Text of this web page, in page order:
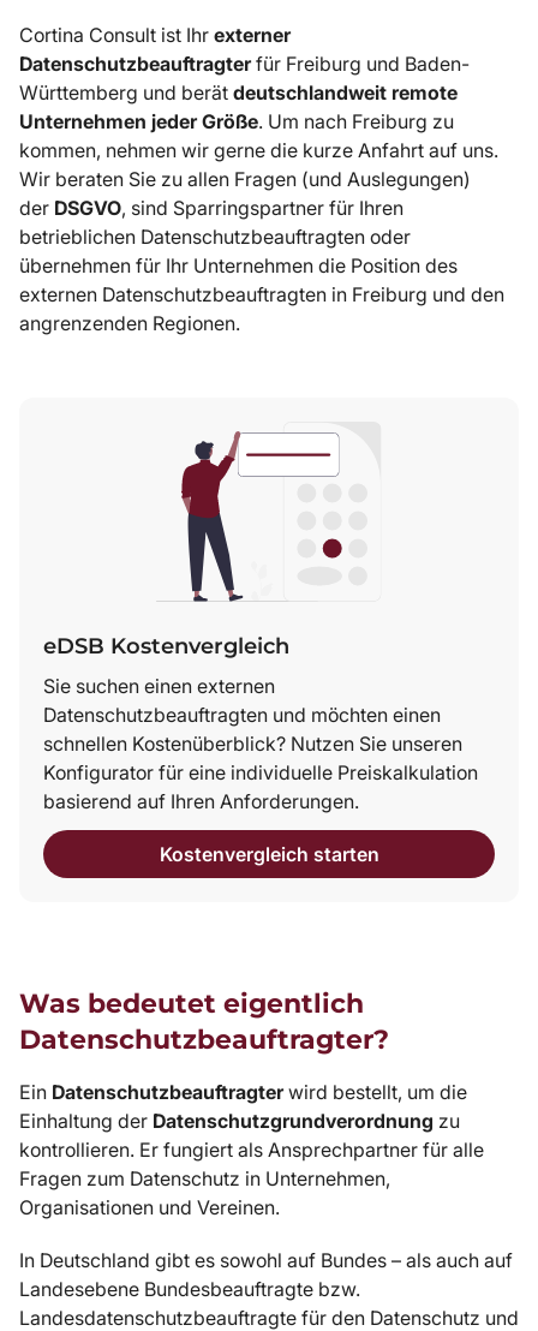
Cortina Consult ist Ihr externer
Datenschutzbeauftragterfür Freiburg und Baden-
Württemberg und berät deutschlandweit remote
Unternehmen jeder Größe. Um nach Freiburg zu
kommen, nehmen wir gerne die kurze Anfahrt auf uns.
Wir beraten Sie zu allen Fragen (und Auslegungen)
der DSGVO, sind Sparringspartner für Ihren
betrieblichen Datenschutzbeauftragten oder
übernehmen für Ihr Unternehmen die Position des
externen Datenschutzbeauftragten in Freiburg und den
angrenzenden Regionen.
eDSB Kostenvergleich
Sie suchen einen externen
Datenschutzbeauftragten und möchten einen
schnellen Kostenüberblick? Nutzen Sie unseren
Konfigurator für eine individuelle Preiskalkulation
basierend auf Ihren Anforderungen.
Kostenvergleich starten
Was bedeutet eigentlich
Datenschutzbeauftragter?
Ein Datenschutzbeauftragterwird bestellt, um die
Einhaltung der Datenschutzgrundverordnung zu
kontrollieren. Er fungiert als Ansprechpartner für alle
Fragen zum Datenschutz in Unternehmen,
Organisationen und Vereinen.
In Deutschland gibt es sowohl auf Bundes – als auch auf
Landesebene Bundesbeauftragte bzw.
Landesdatenschutzbeauftragte für den Datenschutz und